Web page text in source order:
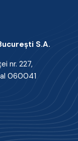
S.A.
nr. 227,
060041